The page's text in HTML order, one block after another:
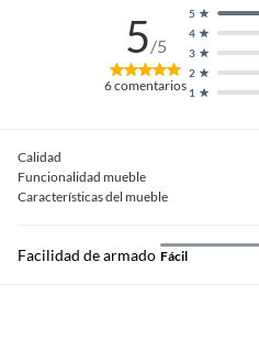
5/5
6comentarios 1
2
3
4
5
Calidad
Funcionalidad mueble
Características del mueble
Facilidad de armado Fácil